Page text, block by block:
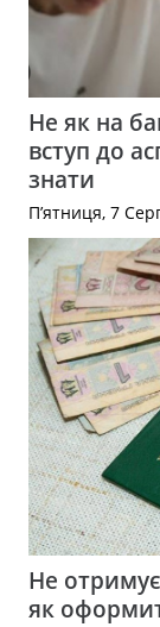
Не як на
вступ до
знати
П’ятниця, 7
Не
як